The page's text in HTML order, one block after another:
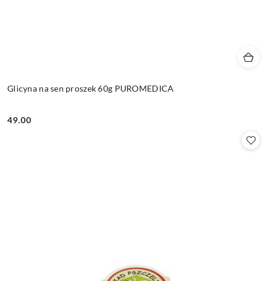
Glicyna na sen proszek 60g PUROMEDICA
Cena:
49.00